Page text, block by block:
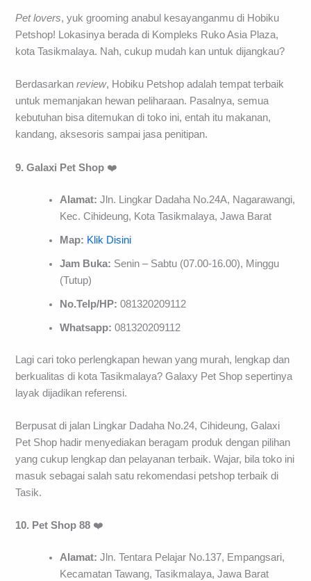
Pet lovers, yuk grooming anabul kesayanganmu di Hobiku
Petshop! Lokasinya berada di Kompleks Ruko Asia Plaza,
kota Tasikmalaya. Nah, cukup mudah kan untuk dijangkau?
Berdasarkanreview, Hobiku Petshop adalah tempat terbaik
untuk memanjakan hewan peliharaan. Pasalnya, semua
kebutuhan bisa ditemukan di toko ini, entah itu makanan,
kandang, aksesoris sampai jasa penitipan.
9. Galaxi Pet Shop ❤️
Alamat: Jln. Lingkar Dadaha No.24A, Nagarawangi,
Kec. Cihideung, Kota Tasikmalaya, Jawa Barat
Map: Klik Disini
Jam Buka: Senin – Sabtu (07.00-16.00), Minggu
(Tutup)
No.Telp/HP: 081320209112
Whatsapp:081320209112
Lagi cari toko perlengkapan hewan yang murah, lengkap dan
berkualitas di kota Tasikmalaya? Galaxy Pet Shop sepertinya
layak dijadikan referensi.
Berpusat di jalan Lingkar Dadaha No.24, Cihideung, Galaxi
Pet Shop hadir menyediakan beragam produk dengan pilihan
yang cukup lengkap dan pelayanan terbaik. Wajar, bila toko ini
masuk sebagai salah satu rekomendasi petshop terbaik di
Tasik.
10. Pet Shop 88 ❤️
Alamat: Jln. Tentara Pelajar No.137, Empangsari,
Kecamatan Tawang, Tasikmalaya, Jawa Barat